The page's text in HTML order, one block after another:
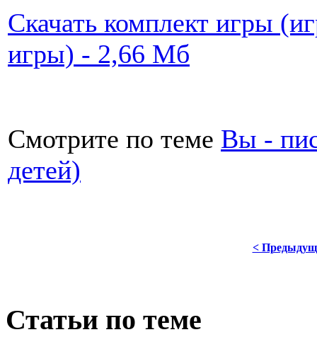
Скачать комплект игры
игры) - 2,66 Мб
Смотрите по теме Вы -
детей)
<
Статьи по теме